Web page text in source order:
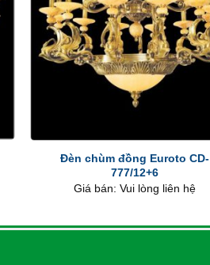
Đèn chùm đồng Euroto CD-
777/12+6
Giá bán: Vui lòng liên hệ